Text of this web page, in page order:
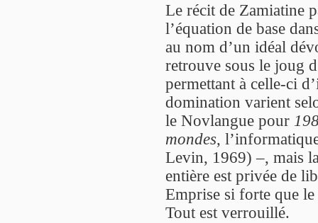
Le récit de Zamiatine
l’équation de base
au nom d’un idéal
retrouve sous le joug
permettant à celle-ci
domination varient
le Novlangue pour
mondes,
Levin, 1969) –, mais
entière est privée de
Emprise si forte que
Tout est verrouillé.